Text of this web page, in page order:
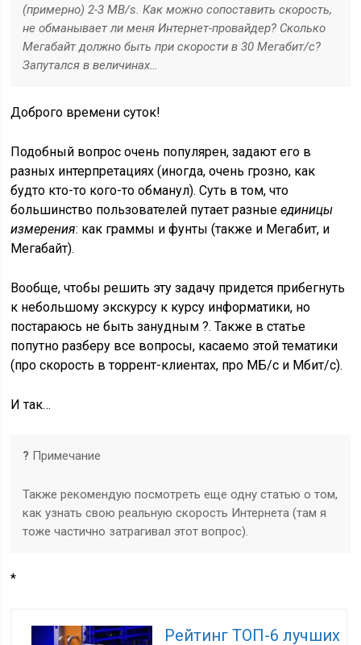
(примерно) 2-3 MB/s. Как можно сопоставить скорость,
не обманывает ли меня Интернет-провайдер? Сколько
Мегабайт должно быть при скорости в 30 Мегабит/с?
Запутался в величинах…
Доброго времени суток!
Подобный вопрос очень популярен, задают его в
разных интерпретациях (иногда, очень грозно, как
будто кто-то кого-то обманул). Суть в том, что
большинство пользователей путает разныеединицы
измерения: как граммы и фунты (также и Мегабит, и
Мегабайт).
Вообще, чтобы решить эту задачу придется прибегнуть
к небольшому экскурсу к курсу информатики, но
постараюсь не быть занудным ?. Также в статье
попутно разберу все вопросы, касаемо этой тематики
(про скорость в торрент-клиентах, про МБ/с и Мбит/с).
И так…
? Примечание
Также рекомендую посмотреть еще одну статью о том,
как узнать свою реальную скорость Интернета (там я
тоже частично затрагивал этот вопрос).
*
Рейтинг ТОП-6 лучших